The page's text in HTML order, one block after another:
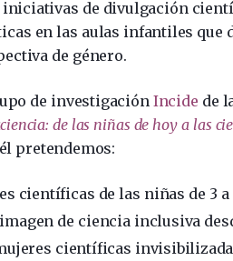
de divulgación
en las aulas infantiles que
de género.
de investigación Incide de
de las niñas de hoy a las
pretendemos:
científicas de las niñas de 3 a
de ciencia inclusiva
científicas